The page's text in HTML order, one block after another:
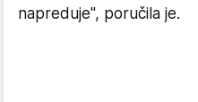
napreduje", poručila je.